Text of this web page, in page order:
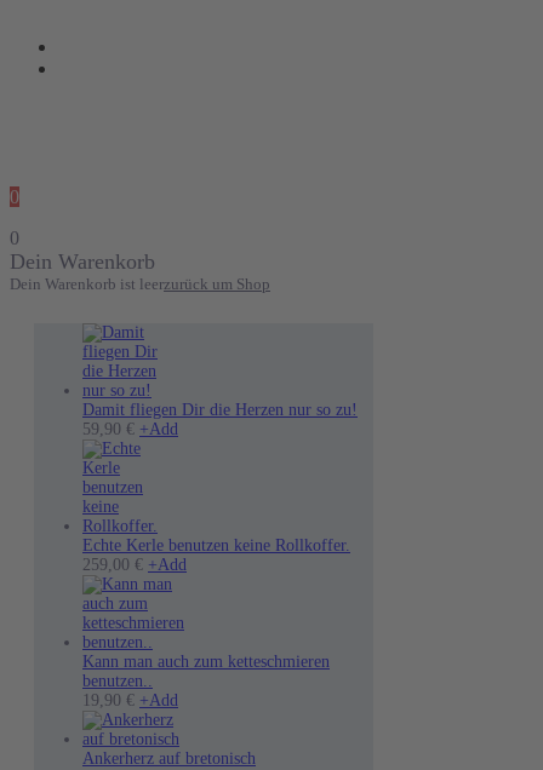
0
0
Dein Warenkorb
Dein Warenkorb ist leerzurück um Shop
Damit fliegen Dir die Herzen nur so zu!
59,90 € +Add
Die
Optionen
der
gewählt
Echte Kerle benutzen keine Rollkoffer.
259,00 € +Add
auf.
der
Kann man auch zum ketteschmieren
benutzen..
19,90 € +Add
Ankerherz auf bretonisch